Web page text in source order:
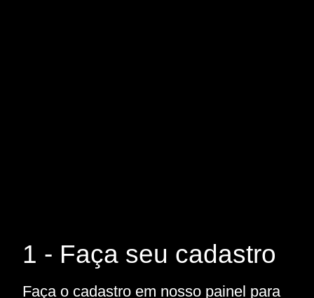
1 - Faça seu cadastro
Faça o cadastro em nosso painel para